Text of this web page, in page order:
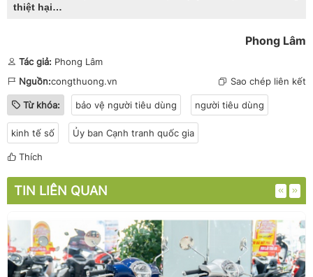
thiệt hại…
Phong Lâm
Tác giả: Phong Lâm
Nguồn:congthuong.vn Sao chép liên kết
Từ khóa: bảo vệ người tiêu dùng người tiêu dùng
kinh tế số Ủy ban Cạnh tranh quốc gia
Thích
TIN LIÊN QUAN